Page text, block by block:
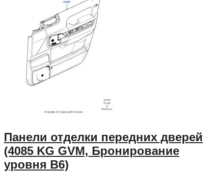
Панели отделки передних дверей
(4085 KG GVM, Бронирование
уровня B6)